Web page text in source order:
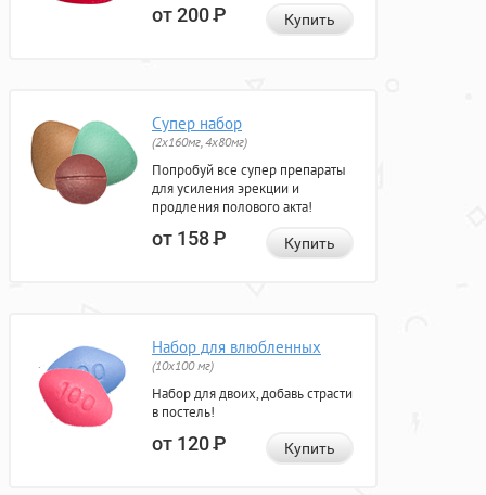
от 200Р Купить
Супер набор
(2х160мг, 4х80мг)
Попробуй все супер препараты
для усиления эрекции и
продления полового акта!
от 158Р Купить
Набор для влюбленных
(10х100 мг)
Набор для двоих, добавь страсти
в постель!
от 120Р Купить